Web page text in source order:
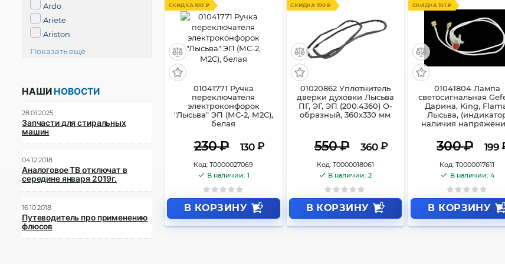
Ardo
Ariete
Ariston
Показать ещё
СКИДКА 100 ₽
01041771 Ручка
переключателя
электроконфорок
"Лысьва" ЭП (МС-2, М2С),
белая
230₽ 130 ₽
Код: Т0000027069
В наличии: 1
В КОРЗИНУ
СКИДКА 190 ₽
01020862 Уплотнитель
дверки духовки Лысьва
ПГ, ЭГ, ЭП (200.4360) О-
образный, 360x330 мм
550₽ 360 ₽
Код: Т0000018061
В наличии: 2
В КОРЗИНУ
СКИДКА 101 ₽
01041804 Лампа
светосигнальная
Дарина, King,
Лысьва,
наличия
300₽ 199
Код: Т0000017611
В наличии: 4
В КОРЗИНУ
НАШИ НОВОСТИ
28.01.2025
Запчасти для стиральных
машин
04.12.2018
Аналоговое ТВ отключат в
середине января 2019г.
16.10.2018
Путеводитель про применению
флюсов